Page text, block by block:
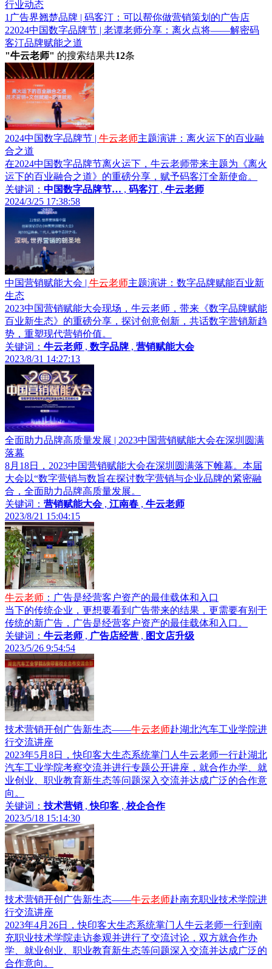
行业动态
1 广告界翘楚品牌 | 码客汀：可以帮你做营销策划的广告店
22024中国数字品牌节 | 老谭老师分享：离火点将——解密码
客汀品牌赋能之道
"牛云老师" 的搜索结果共12条
2024中国数字品牌节 | 牛云老师主题演讲：离火运下的百业融
合之道
在2024中国数字品牌节离火运下，牛云老师带来主题为《离火
运下的百业融合之道》的重磅分享，赋予码客汀全新使命。
关键词： 中国数字品牌节… , 码客汀, 牛云老师
2024/3/25 17:38:58
中国营销赋能大会 | 牛云老师主题演讲：数字品牌赋能百业新
生态
2023中国营销赋能大会现场，牛云老师，带来《数字品牌赋能
百业新生态》的重磅分享，探讨创意创新，共话数字营销新趋
势，重塑现代营销价值。
关键词： 牛云老师 , 数字品牌 , 营销赋能大会
2023/8/31 14:27:13
全面助力品牌高质量发展 | 2023中国营销赋能大会在深圳圆满
落幕
8月18日，2023中国营销赋能大会在深圳圆满落下帷幕。本届
大会以“数字营销与数旨在探讨数字营销与企业品牌的紧密融
合，全面助力品牌高质量发展。
关键词： 营销赋能大会, 江南春 , 牛云老师
2023/8/21 15:04:15
牛云老师 ：广告是经营客户资产的最佳载体和入口
当下的传统企业，更想要看到广告带来的结果，更需要有别于
传统的新广告，广告是经营客户资产的最佳载体和入口。
关键词： 牛云老师 , 广告店经营 , 图文店升级
2023/5/26 9:54:54
技术营销开创广告新生态——牛云老师赴湖北汽车工业学院进
行交流讲座
2023年5月8日，快印客大生态系统掌门人牛云老师一行赴湖北
汽车工业学院考察交流并进行专题公开讲座，就合作办学、就
业创业、职业教育新生态等问题深入交流并达成广泛的合作意
向。
关键词： 技术营销 ,快印客 , 校企合作
2023/5/18 15:14:30
技术营销开创广告新生态——牛云老师赴南充职业技术学院进
行交流讲座
2023年4月26日，快印客大生态系统掌门人牛云老师一行到南
充职业技术学院走访参观并进行了交流讨论，双方就合作办
学、就业创业、职业教育新生态等问题深入交流并达成广泛的
合作意向。